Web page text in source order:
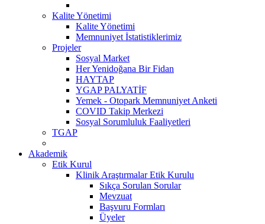
Kalite Yönetimi
Kalite Yönetimi
Memnuniyet İstatistiklerimiz
Projeler
Sosyal Market
Her Yenidoğana Bir Fidan
HAYTAP
YGAP PALYATİF
Yemek - Otopark Memnuniyet Anketi
COVID Takip Merkezi
Sosyal Sorumluluk Faaliyetleri
TGAP
Akademik
Etik Kurul
Klinik Araştırmalar Etik Kurulu
Sıkça Sorulan Sorular
Mevzuat
Başvuru Formları
Üyeler